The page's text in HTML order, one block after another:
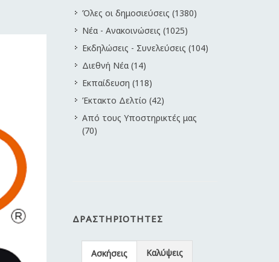
Όλες οι δημοσιεύσεις (1380)
Νέα - Ανακοινώσεις (1025)
Εκδηλώσεις - Συνελεύσεις (104)
Διεθνή Νέα (14)
Εκπαίδευση (118)
Έκτακτο Δελτίο (42)
Από τους Υποστηρικτές μας
(70)
ΔΡΑΣΤΗΡΙΌΤΗΤΕΣ
Ασκήσεις Καλύψεις